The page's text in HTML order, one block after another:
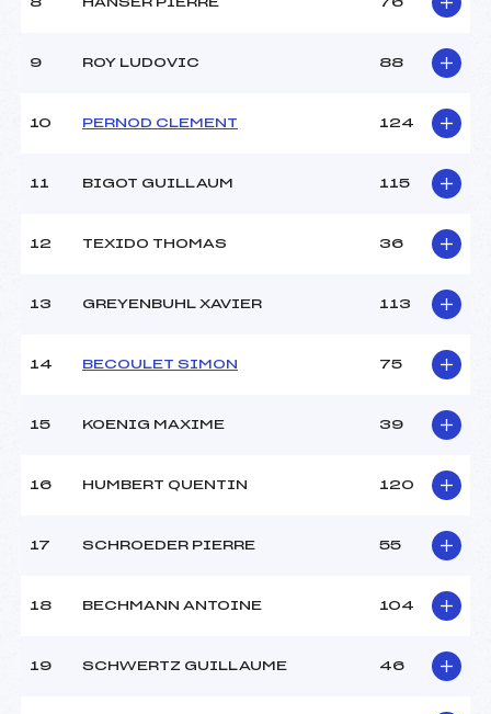
Ouvreurs C :
DUMAZ SOLENE (SA)
13H25
STADELMANN DANY ()
Ouvreurs B :
MEIERS BERNADETTE
BILLIOUD FLORIAN (SA)
Température départ :
177.8800
Catégorie :
Mic->Ben
8 HANSER PIERRE 76
9 ROY LUDOVIC 88
10 PERNOD CLEMENT 124
11 BIGOT GUILLAUM 115
12 TEXIDO THOMAS 36
13 GREYENBUHL XAVIER 113
14 BECOULET SIMON 75
15 KOENIG MAXIME 39
16 HUMBERT QUENTIN 120
17 SCHROEDER PIERRE 55
18 BECHMANN ANTOINE 104
19 SCHWERTZ GUILLAUME 46